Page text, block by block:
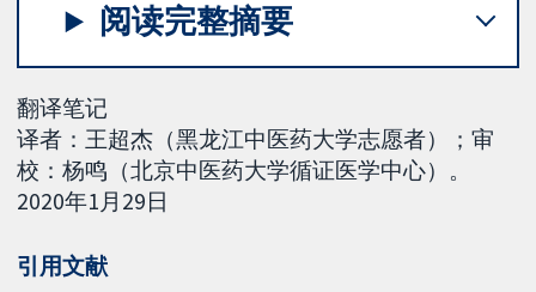
阅读完整摘要
翻译笔记
译者：王超杰（黑龙江中医药大学志愿者）；审
校：杨鸣（北京中医药大学循证医学中心）。
2020年1月29日
引用文献